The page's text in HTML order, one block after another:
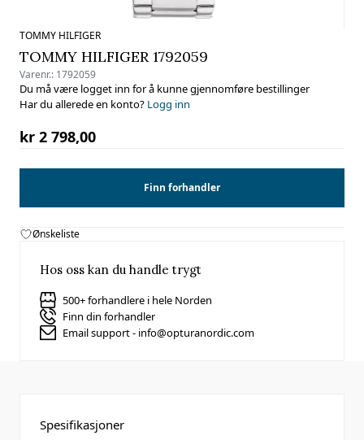
TOMMY HILFIGER
TOMMY HILFIGER 1792059
Varenr.: 1792059
Du må være logget inn for å kunne gjennomføre bestillinger
Har du allerede en konto? Logg inn
kr 2 798,00
Finn forhandler
Ønskeliste
Hos oss kan du handle trygt
500+ forhandlere i hele Norden
Finn din forhandler
Email support - info@opturanordic.com
Spesifikasjoner